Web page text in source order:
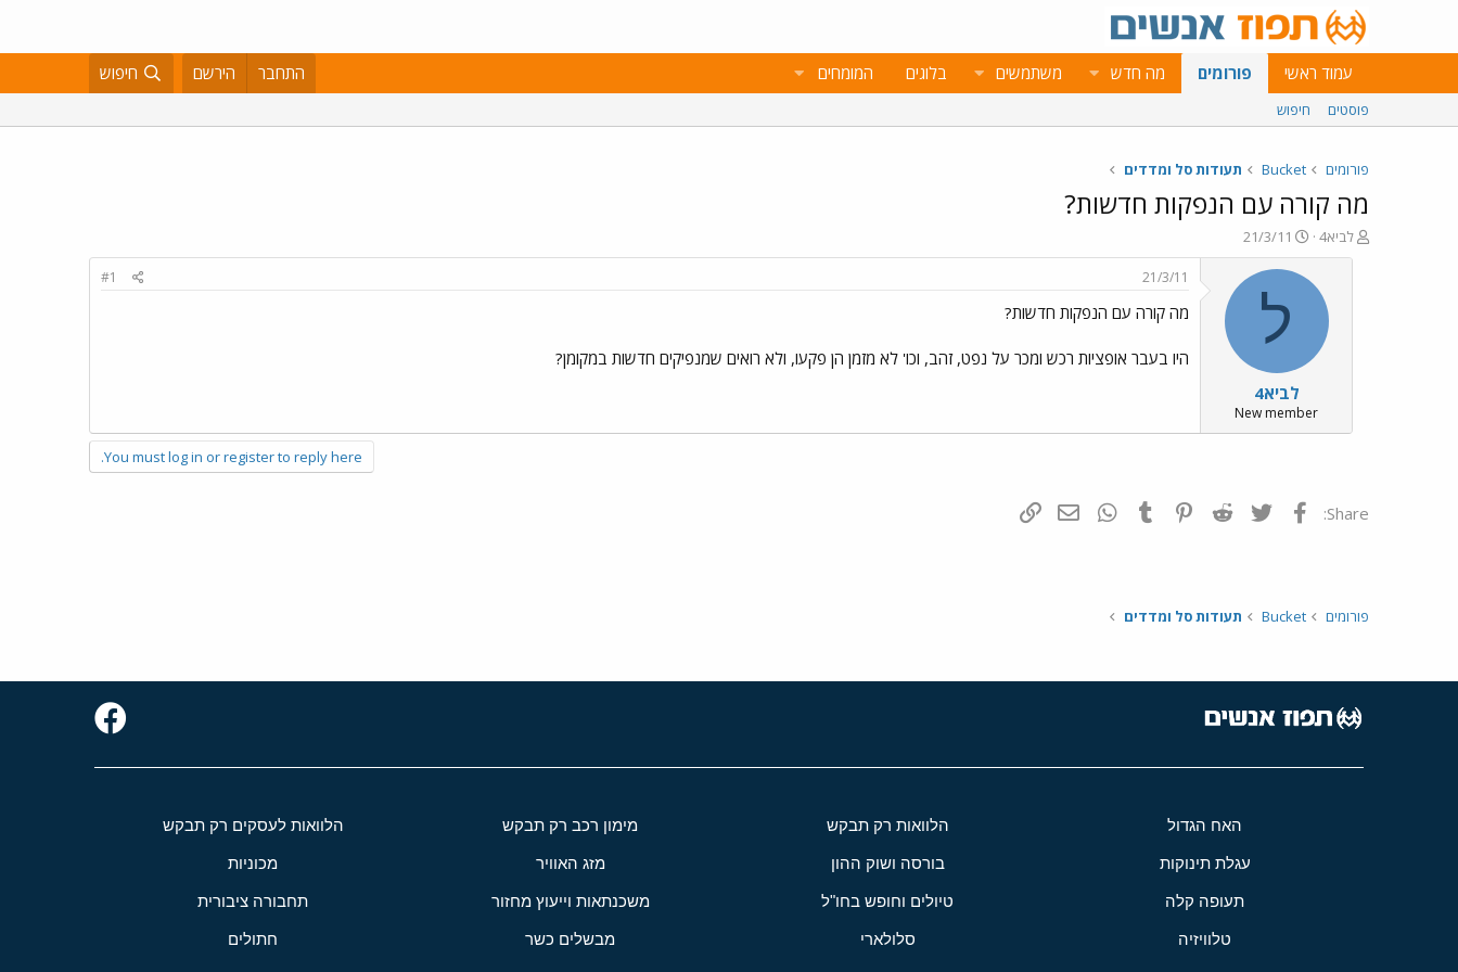
עמוד ראשי פורומים מה חדש משתמשים בלוגים המומחים התחבר הירשם חיפוש
פוסטים חיפוש
פורומים Bucket תעודות סל ומדדים
מה קורה עם הנפקות חדשות?
פ
ו
לביא4
פ
ו
ר
ם
ב
א
ר
י
ך
21/3/11
ל
לביא4
New member
21/3/11
#1
מה קורה עם הנפקות חדשות?
היו בעבר אופציות רכש ומכר על נפט, זהב, וכו' לא מזמן הן פקעו, ולא רואים שמנפיקים חדשות במקומן?
You must log in or register to reply here.
Share: פייסבוק Twitter
Reddit
Pinterest
Tumblr
WhatsAppדואר אלקטרוני
פורומים Bucket תעודות סל ומדדים
האח הגדול הלוואות רק תבקש מימון רכב רק תבקש הלוואות לעסקים רק תבקש
עגלת תינוקות בורסה ושוק ההון מזג האוויר מכוניות
תעופה קלה טיולים וחופש בחו"ל משכנתאות וייעוץ מחזור תחבורה ציבורית
טלוויזיה סלולארי מבשלים כשר חתולים